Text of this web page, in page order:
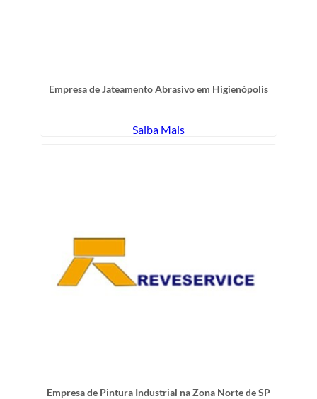
Empresa de Jateamento Abrasivo em Higienópolis
Saiba Mais
Empresa de Pintura Industrial na Zona Norte de SP